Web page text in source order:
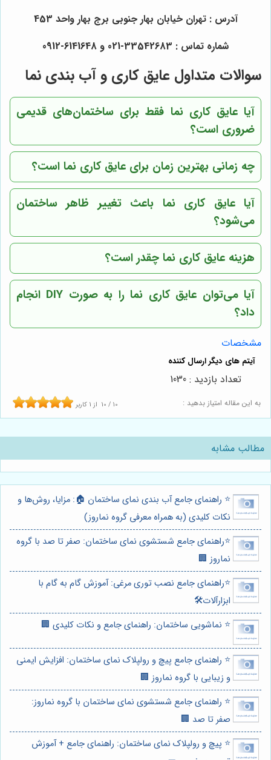
آدرس : تهران خیابان بهار جنوبی برج بهار واحد 453
شماره تماس : 33542683-021 و 6141648-0912
سوالات متداول عایق کاری و آب بندی نما
آیا عایق کاری نما فقط برای ساختمان‌های قدیمی
ضروری است؟
چه زمانی بهترین زمان برای عایق کاری نما است؟
آیا عایق کاری نما باعث تغییر ظاهر ساختمان
می‌شود؟
هزینه عایق کاری نما چقدر است؟
آیا می‌توان عایق کاری نما را به صورت DIY انجام
داد؟
مشخصات
به این مقاله امتیاز بدهید : 10 / 10 از 1 کاربر
تعداد بازدید : 1030
مطالب مشابه
⭐️ راهنمای جامع آب بندی نمای ساختمان 🏠: مزایا، روش‌ها و
نکات کلیدی (به همراه معرفی گروه نماروز)
⭐️راهنمای جامع شستشوی نمای ساختمان: صفر تا صد با گروه
نماروز 🏢
⭐️راهنمای جامع نصب توری مرغی: آموزش گام به گام با
ابزارآلات🛠️
⭐️ نماشویی ساختمان: راهنمای جامع و نکات کلیدی 🏢
⭐️ راهنمای جامع پیچ و رولپلاک نمای ساختمان: افزایش ایمنی
و زیبایی با گروه نماروز 🏢
⭐️ راهنمای جامع شستشوی نمای ساختمان با گروه نماروز:
صفر تا صد 🏢
⭐️ پیچ و رولپلاک نمای ساختمان: راهنمای جامع + آموزش